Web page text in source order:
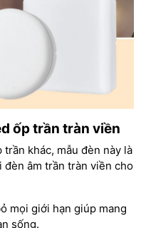
ốp trần tràn viền
khác, mẫu đèn này là
âm trần tràn viền cho
mọi giới hạn giúp mang
sống.